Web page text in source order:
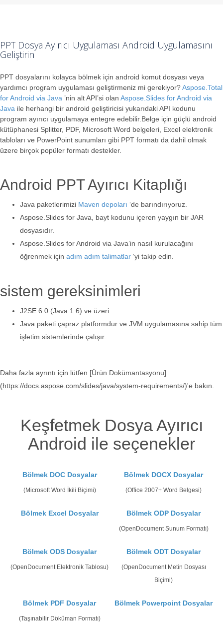
PPT Dosya Ayırıcı Uygulaması Android Uygulamasını
Geliştirin
PPT dosyalarını kolayca bölmek için android komut dosyası veya
yardımcı program uygulaması geliştirmeniz mi gerekiyor?Aspose.Total
for Android via Java ’nin alt API’si olan Aspose.Slides for Android via
Java ile herhangi bir android geliştiricisi yukarıdaki API kodunu
program ayırıcı uygulamaya entegre edebilir.Belge için güçlü android
kütüphanesi Splitter, PDF, Microsoft Word belgeleri, Excel elektronik
tabloları ve PowerPoint sunumları gibi PPT formatı da dahil olmak
üzere birçok popüler formatı destekler.
Android PPT Ayırıcı Kitaplığı
Java paketlerimizi Maven depoları ‘de barındırıyoruz.
Aspose.Slides for Java, bayt kodunu içeren yaygın bir JAR
dosyasıdır.
Aspose.Slides for Android via Java’in nasıl kurulacağını
öğrenmek için adım adım talimatlar ‘yi takip edin.
sistem gereksinimleri
J2SE 6.0 (Java 1.6) ve üzeri
Java paketi çapraz platformdur ve JVM uygulamasına sahip tüm
işletim sistemlerinde çalışır.
Daha fazla ayrıntı için lütfen [Ürün Dokümantasyonu]
(https://docs.aspose.com/slides/java/system-requirements/)'e bakın.
Keşfetmek Dosya Ayırıcı
Android ile seçenekler
Bölmek DOC Dosyalar
(Microsoft Word İkili Biçimi)
Bölmek DOCX Dosyalar
(Office 2007+ Word Belgesi)
Bölmek Excel Dosyalar Bölmek ODP Dosyalar
(OpenDocument Sunum Formatı)
Bölmek ODS Dosyalar
(OpenDocument Elektronik Tablosu)
Bölmek ODT Dosyalar
(OpenDocument Metin Dosyası
Biçimi)
Bölmek PDF Dosyalar
(Taşınabilir Döküman Formatı)
Bölmek Powerpoint Dosyalar